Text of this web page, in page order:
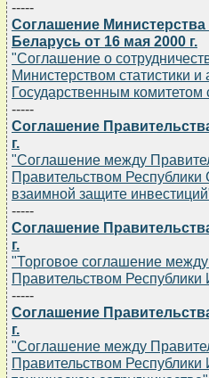
-----
Соглашение Министерства
Беларусь от 16 мая 2000 г.
"Соглашение о
Министерством статистики
Государственным комитетом
-----
Соглашение
г.
"Соглашение между
Правительством
взаимной защите
-----
Соглашение
г.
"Торговое соглашение
Правительством Республики
-----
Соглашение
г.
"Соглашение между
Правительством